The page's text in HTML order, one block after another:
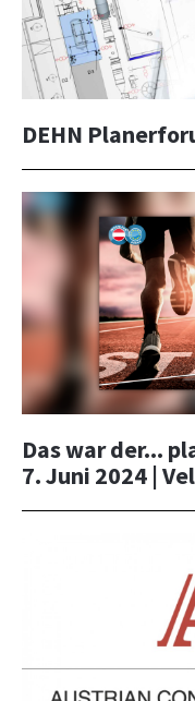
DEHN
Das war der...
7. Juni 2024 |